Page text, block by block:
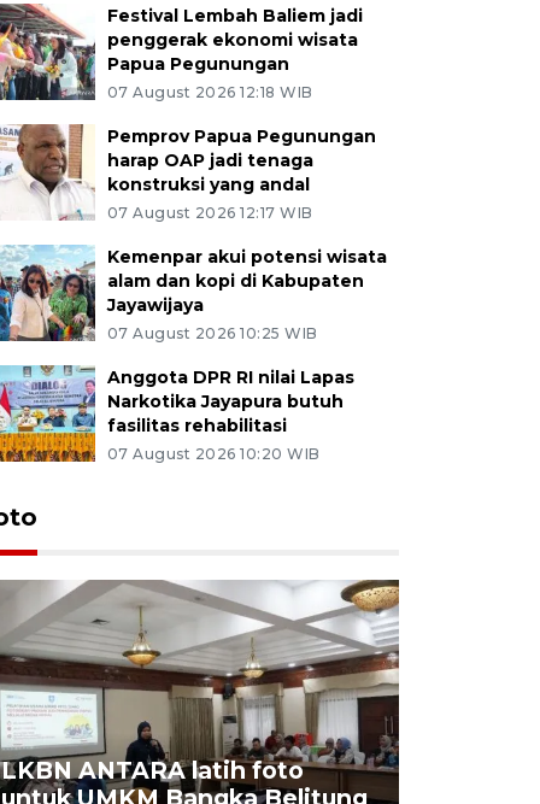
Festival Lembah Baliem jadi
penggerak ekonomi wisata
Papua Pegunungan
07 August 2026 12:18 WIB
Pemprov Papua Pegunungan
harap OAP jadi tenaga
konstruksi yang andal
07 August 2026 12:17 WIB
Kemenpar akui potensi wisata
alam dan kopi di Kabupaten
Jayawijaya
07 August 2026 10:25 WIB
Anggota DPR RI nilai Lapas
Narkotika Jayapura butuh
fasilitas rehabilitasi
07 August 2026 10:20 WIB
LKBN ANTARA latih foto